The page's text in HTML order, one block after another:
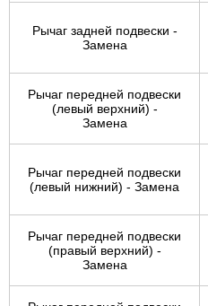
Рычаг задней подвески -
Замена
Рычаг передней подвески
(левый верхний) -
Замена
Рычаг передней подвески
(левый нижний) - Замена
Рычаг передней подвески
(правый верхний) -
Замена